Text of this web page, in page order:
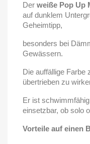
Der weiße Pop Up
auf dunklem
Geheimtipp,
besonders bei
Gewässern.
Die auffällige Farbe
übertrieben zu
Er ist
einsetzbar, ob solo
Vorteile auf einen